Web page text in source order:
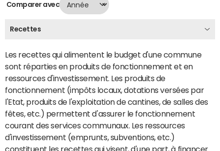
Comparer avec
Recettes
Les recettes qui alimentent le budget d'une commune
sont réparties en produits de fonctionnement et en
ressources d'investissement. Les produits de
fonctionnement (impôts locaux, dotations versées par
l'Etat, produits de l'exploitation de cantines, de salles des
fêtes, etc.) permettent d'assurer le fonctionnement
courant des services communaux. Les ressources
d'investissement (emprunts, subventions, etc.)
constituent les recettes qui visent, d'une part, à financer